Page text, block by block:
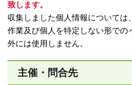
致します。
収集しました個人情報については
作業及び個人を特定しない形での
外には使用しません。
主催・問合先